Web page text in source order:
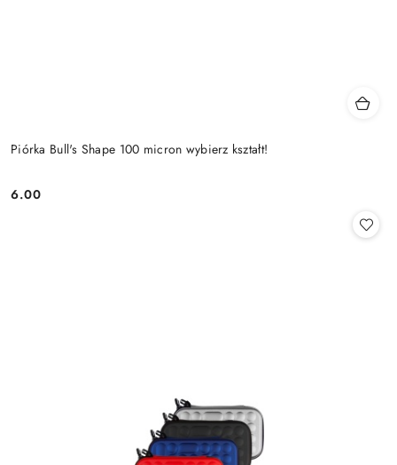
Piórka Bull's Shape 100 micron wybierz kształt!
Cena:
6.00